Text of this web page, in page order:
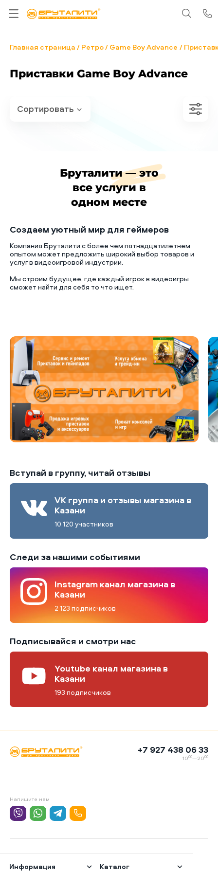
Главная страница Ретро Game Boy Advance
Приставки Game Boy Advance
Бруталити — это
все услуги в
одном месте
Создаем уютный мир для геймеров
Компания Бруталити с более чем пятнадцатилетнем
опытом может предложить широкий выбор товаров и
услуг в видеоигровой индустрии.
Мы строим будущее, где каждый игрок в видеоигры
сможет найти для себя то что ищет.
Вступай в группу, читай отзывы
VK группа и отзывы магазина в
Казани
10 120 участников
Следи за нашими событиями
Instagram канал магазина в
Казани
2 123 подписчиков
Подписывайся и смотри нас
Youtube канал магазина в
Казани
193 подписчиков
Информация Каталог
+7 927 438 06 33
1000—2000
Напишите нам